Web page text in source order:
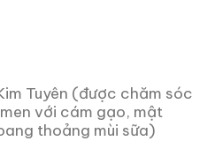
Tuyên (được chăm sóc
với cám gạo, mật
thoảng mùi sữa)